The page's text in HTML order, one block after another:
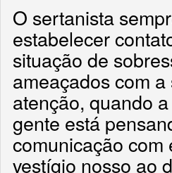
O sertanista
estabelecer
situação de
ameaçados com
atenção, quando
gente está
comunicação com
vestígio nosso ao